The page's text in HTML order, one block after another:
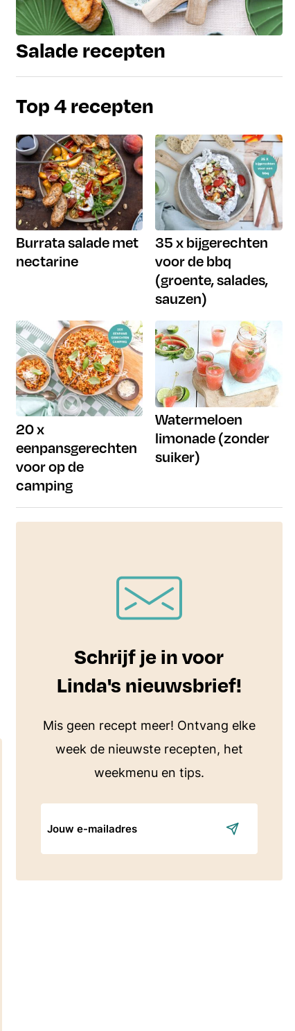
Salade recepten
Top 4 recepten
Burrata salade met
nectarine
35 x bijgerechten
voor de bbq
(groente, salades,
sauzen)
20 x
eenpansgerechten
voor op de
camping
Watermeloen
limonade (zonder
suiker)
Schrijf je in voor
Linda's nieuwsbrief!
Mis geen recept meer! Ontvang elke
week de nieuwste recepten, het
weekmenu en tips.
mailadres